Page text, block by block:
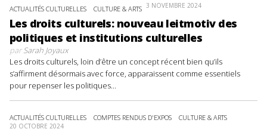
ACTUALITÉS CULTURELLES CULTURE & ARTS 3 NOVEMBRE 2024
Les droits culturels: nouveau leitmotiv des
politiques et institutions culturelles
parSarah Joyaux
Les droits culturels, loin d’être un concept récent bien qu’ils
s’affirment désormais avec force, apparaissent comme essentiels
pour repenser les politiques...
ACTUALITÉS CULTURELLES COMPTES RENDUS D'EXPOS CULTURE & ARTS
20 OCTOBRE 2024